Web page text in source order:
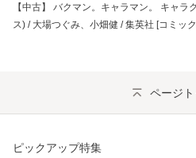
【中古】 バクマン。キャラマン。 キャラ
ス) / 大場つぐみ、小畑健 / 集英社 [コミッ
ページ
ピックアップ特集